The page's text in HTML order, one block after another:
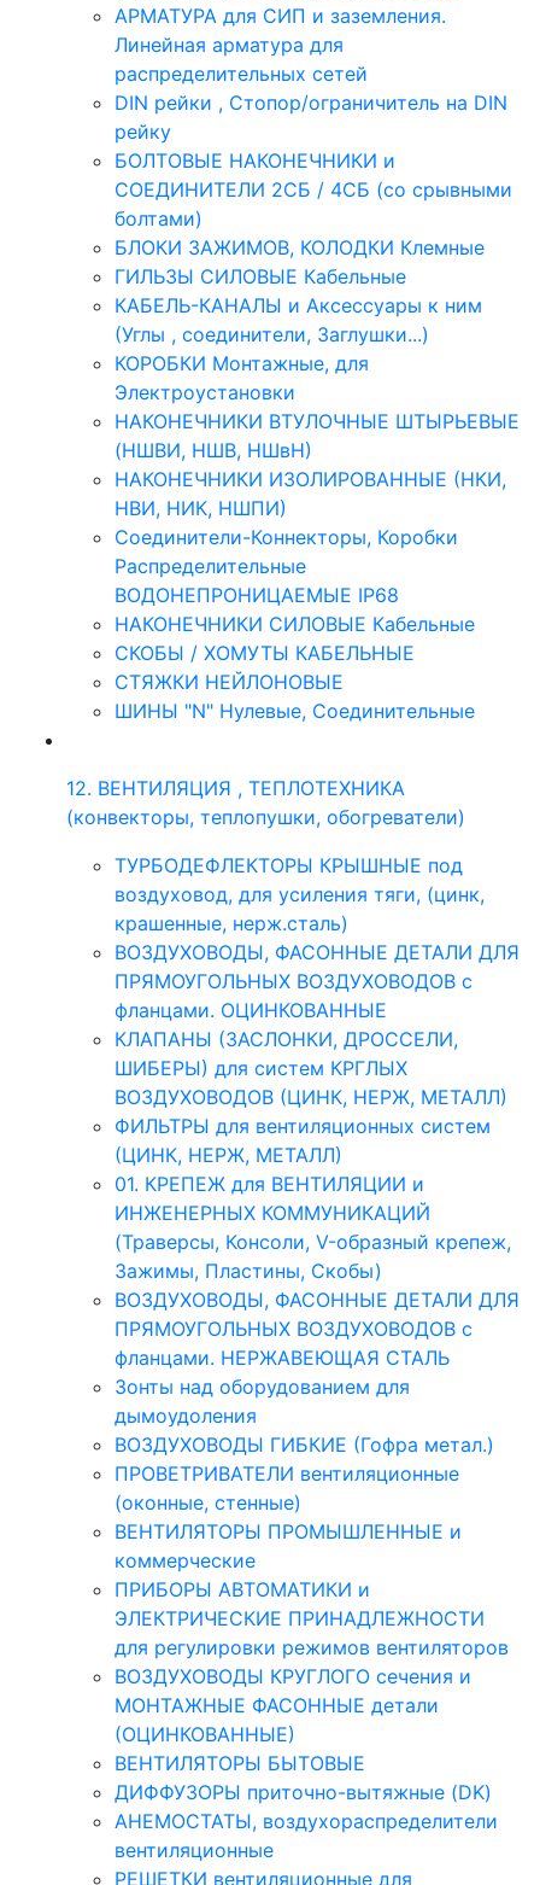
АРМАТУРА для СИП и заземления.
Линейная арматура для
распределительных сетей
DIN рейки , Стопор/ограничитель на DIN
рейку
БОЛТОВЫЕ НАКОНЕЧНИКИ и
СОЕДИНИТЕЛИ 2СБ / 4СБ (со срывными
болтами)
БЛОКИ ЗАЖИМОВ, КОЛОДКИ Клемные
ГИЛЬЗЫ СИЛОВЫЕ Кабельные
КАБЕЛЬ-КАНАЛЫ и Аксессуары к ним
(Углы , соединители, Заглушки...)
КОРОБКИ Монтажные, для
Электроустановки
НАКОНЕЧНИКИ ВТУЛОЧНЫЕ ШТЫРЬЕВЫЕ
(НШВИ, НШВ, НШвН)
НАКОНЕЧНИКИ ИЗОЛИРОВАННЫЕ (НКИ,
НВИ, НИК, НШПИ)
Соединители-Коннекторы, Коробки
Распределительные
ВОДОНЕПРОНИЦАЕМЫЕ IP68
НАКОНЕЧНИКИ СИЛОВЫЕ Кабельные
СКОБЫ / ХОМУТЫ КАБЕЛЬНЫЕ
СТЯЖКИ НЕЙЛОНОВЫЕ
ШИНЫ "N" Нулевые, Соединительные
12. ВЕНТИЛЯЦИЯ , ТЕПЛОТЕХНИКА
(конвекторы, теплопушки, обогреватели)
ТУРБОДЕФЛЕКТОРЫ КРЫШНЫЕ под
воздуховод, для усиления тяги, (цинк,
крашенные, нерж.сталь)
ВОЗДУХОВОДЫ, ФАСОННЫЕ ДЕТАЛИ ДЛЯ
ПРЯМОУГОЛЬНЫХ ВОЗДУХОВОДОВ с
фланцами. ОЦИНКОВАННЫЕ
КЛАПАНЫ (ЗАСЛОНКИ, ДРОССЕЛИ,
ШИБЕРЫ) для систем КРГЛЫХ
ВОЗДУХОВОДОВ (ЦИНК, НЕРЖ, МЕТАЛЛ)
ФИЛЬТРЫ для вентиляционных систем
(ЦИНК, НЕРЖ, МЕТАЛЛ)
01. КРЕПЕЖ для ВЕНТИЛЯЦИИ и
ИНЖЕНЕРНЫХ КОММУНИКАЦИЙ
(Траверсы, Консоли, V-образный крепеж,
Зажимы, Пластины, Скобы)
ВОЗДУХОВОДЫ, ФАСОННЫЕ ДЕТАЛИ ДЛЯ
ПРЯМОУГОЛЬНЫХ ВОЗДУХОВОДОВ с
фланцами. НЕРЖАВЕЮЩАЯ СТАЛЬ
Зонты над оборудованием для
дымоудоления
ВОЗДУХОВОДЫ ГИБКИЕ (Гофра метал.)
ПРОВЕТРИВАТЕЛИ вентиляционные
(оконные, стенные)
ВЕНТИЛЯТОРЫ ПРОМЫШЛЕННЫЕ и
коммерческие
ПРИБОРЫ АВТОМАТИКИ и
ЭЛЕКТРИЧЕСКИЕ ПРИНАДЛЕЖНОСТИ
для регулировки режимов вентиляторов
ВОЗДУХОВОДЫ КРУГЛОГО сечения и
МОНТАЖНЫЕ ФАСОННЫЕ детали
(ОЦИНКОВАННЫЕ)
ВЕНТИЛЯТОРЫ БЫТОВЫЕ
ДИФФУЗОРЫ приточно-вытяжные (DK)
АНЕМОСТАТЫ, воздухораспределители
вентиляционные
РЕШЕТКИ вентиляционные для